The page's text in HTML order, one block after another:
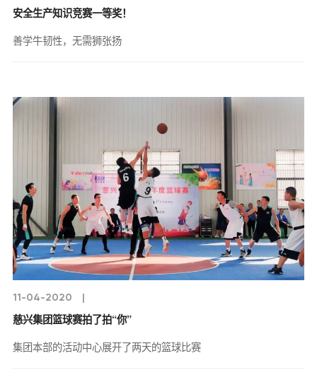
安全生产知识竞赛一等奖！
善学牛韧性，无需狮张扬
11-04-2020 |
慈兴集团篮球赛拍了拍“你”
集团本部的活动中心展开了两天的篮球比赛